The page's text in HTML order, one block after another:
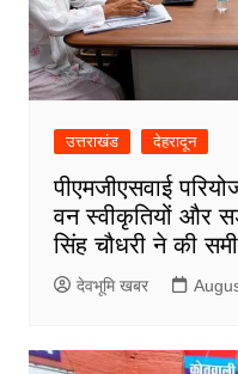
उत्तराखंड देहरादून
पीएमजीएसवाई
वन स्वीकृतियों और
सिंह चौधरी ने की
देवभूमि खबर